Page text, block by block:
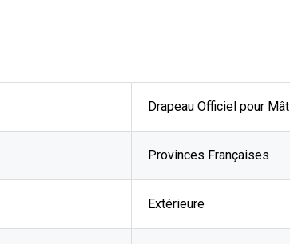
Drapeau Officiel pour Mât
Provinces Françaises
Extérieure